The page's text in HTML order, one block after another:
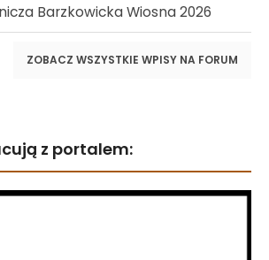
Barzkowicka Wiosna 2026
ZOBACZ WSZYSTKIE WPISY NA FORUM
z portalem: